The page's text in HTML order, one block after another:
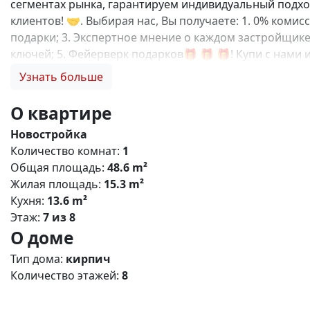
сегментах рынка, гарантируем индивидуальный
клиентов! 🤝. Выбирая нас, Вы получаете: 1. 0%
подарки; 3. Экспертное мнение о каждом
ключей; 5. Фейерверк подарков🎁 🎁 🎁! Купи с
квартал» — современный жилой комплекс
районе Симферополя с удобной транспортной
транспорта; - рядом — ключевые магистрали,
12 этажей (оптимальная плотность застройки). -
пространства, большие окна, функциональные
Дворы: без машин, озеленение, детские и
игровые комплексы для разных возрастов; - места
цены и качества; - развитая социальная
программ. N5226
Узнать больше
О квартире
Новостройка
Количество комнат: 1
Общая площадь: 48.6 m²
Жилая площадь: 15.3 m²
Кухня: 13.6 m²
Этаж: 7 из 8
О доме
Тип дома: кирпич
Количество этажей: 8